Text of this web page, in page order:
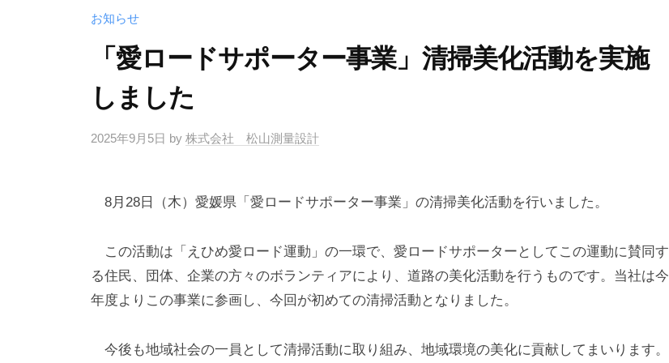
お知らせ
「愛ロードサポーター事業」清掃美化活動を実施
しました
2025年9月5日 by 株式会社 松山測量設計
8月28日（木）愛媛県「愛ロードサポーター事業」の清掃美化活動を行いました。
この活動は「えひめ愛ロード運動」の一環で、愛ロードサポーターとしてこの運動に賛同す
る住民、団体、企業の方々のボランティアにより、道路の美化活動を行うものです。当社は今
年度よりこの事業に参画し、今回が初めての清掃活動となりました。
今後も地域社会の一員として清掃活動に取り組み、地域環境の美化に貢献してまいります。